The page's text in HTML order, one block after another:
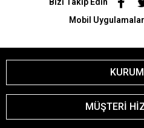
Bizi Takip Edin
Mobil
MÜŞTERİ